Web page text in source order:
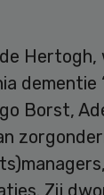
Hertogh,
dementie
Borst,